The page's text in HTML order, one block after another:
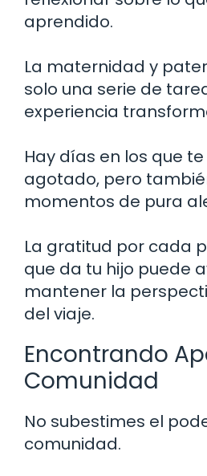
aprendido.
La maternidad y
solo una serie de
experiencia
Hay días en los que
agotado, pero
momentos de pura
La gratitud por cada
que da tu hijo puede
mantener la
del viaje.
Encontrando
Comunidad
No subestimes el
comunidad.